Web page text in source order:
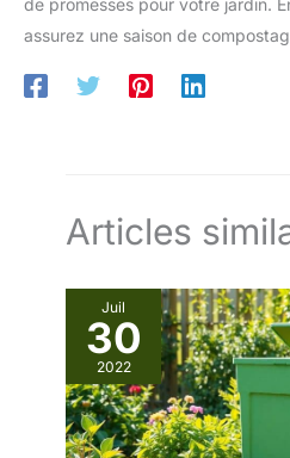
de promesses pour votre jardin.
assurez une saison de
Articles
Juil
30
2022